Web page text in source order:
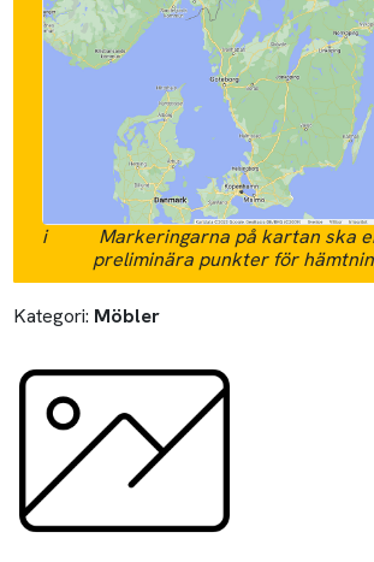
i
Markeringarna på kartan ska
preliminära punkter för
Kategori: Möbler